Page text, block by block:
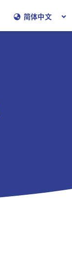
简体中文